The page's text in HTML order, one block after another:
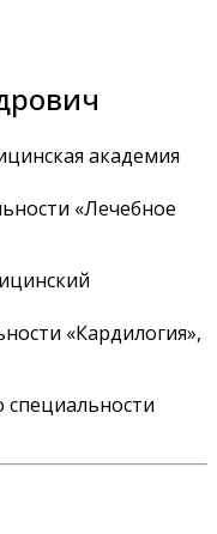
академия
«Лечебное
«Кардилогия»,
специальности